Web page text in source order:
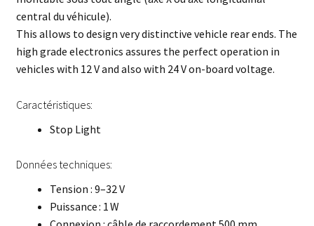
central du véhicule).
This allows to design very distinctive vehicle rear ends. The
high grade electronics assures the perfect operation in
vehicles with 12 V and also with 24 V on-board voltage.
Caractéristiques:
Stop Light
Données techniques:
Tension : 9–32 V
Puissance : 1 W